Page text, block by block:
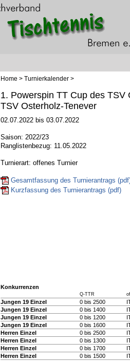
Home > Turnierkalender >
1. Powerspin TT Cup des TSV
TSV Osterholz-Tenever
02.07.2022 bis 03.07.2022
Saison: 2022/23
Ranglistenbezug: 11.05.2022
Turnierart: offenes Turnier
Gesamtfassung des Turnierantrags
Kurzfassung des Turnierantrags (pdf)
Konkurrenzen
Q-TTR
Jungen 19 Einzel 0 bis 2500
Jungen 19 Einzel
0 bis 1400
Jungen 19 Einzel
0 bis 1200
Jungen 19 Einzel
0 bis 1600
Herren Einzel
0 bis 2500
Herren Einzel
0 bis 1300
Herren Einzel
0 bis 1700
Herren Einzel
0 bis 1500